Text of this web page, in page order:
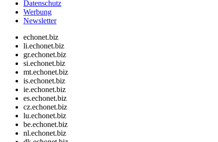
Datenschutz
Werbung
Newsletter
echonet.biz
li.echonet.biz
gr.echonet.biz
si.echonet.biz
mt.echonet.biz
is.echonet.biz
ie.echonet.biz
es.echonet.biz
cz.echonet.biz
lu.echonet.biz
be.echonet.biz
nl.echonet.biz